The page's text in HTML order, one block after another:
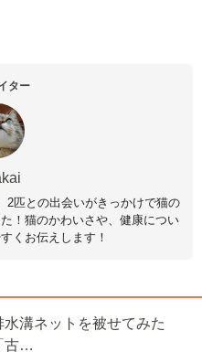
ター
2匹との出会いがきっかけで猫の
！猫のかわいさや、健康につい
くお伝えします！
溝ネットを被せてみた
古…